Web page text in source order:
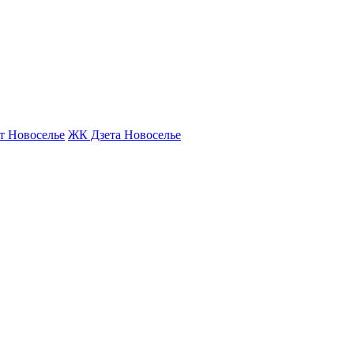
Новоселье ЖК Дзета Новоселье